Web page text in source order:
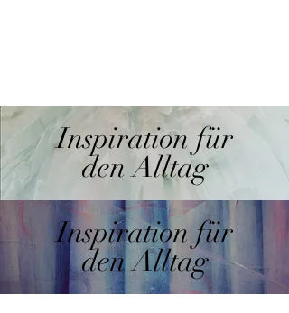
Inspiration für
den Alltag
Inspiration für
den Alltag